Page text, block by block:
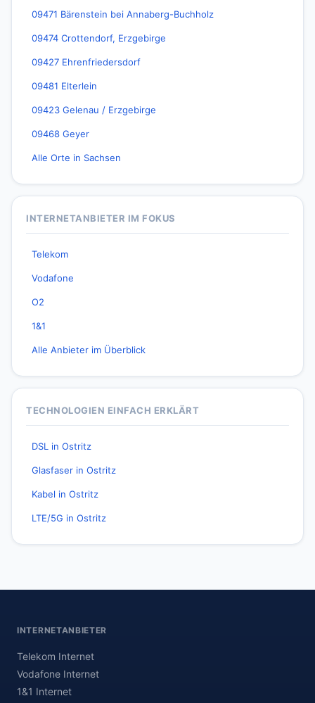
09471 Bärenstein bei Annaberg-Buchholz
09474 Crottendorf, Erzgebirge
09427 Ehrenfriedersdorf
09481 Elterlein
09423 Gelenau / Erzgebirge
09468 Geyer
Alle Orte in Sachsen
INTERNETANBIETER IM FOKUS
Telekom
Vodafone
O2
1&1
Alle Anbieter im Überblick
TECHNOLOGIEN EINFACH ERKLÄRT
DSL in Ostritz
Glasfaser in Ostritz
Kabel in Ostritz
LTE/5G in Ostritz
INTERNETANBIETER
Telekom Internet
Vodafone Internet
1&1 Internet